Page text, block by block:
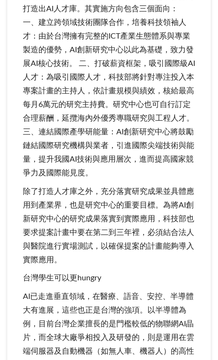
打造出AI人才庫。其實施方向包含三個面向：
一、建立跨領域技術團隊合作，培養科技領袖人
才：由於台灣擁有完整的ICT產業生態體系與專業
製造的優勢，AI創新研究中心以此為基礎，致力發
展AI核心技術。 二、打破薪資框架，吸引國際級AI
人才：為吸引國際人才，科技部將針對專注投入本
專案計畫的主持人，依計畫規模與績效，核給最高
每月6萬元的研究主持費。研究中心也可自行訂定
合理薪酬，延攬海內外優秀專職研究與工程人才。
三、連結國際產學研能量：AI創新研究中心將鼓勵
鏈結國際研究機構與業者，引進國際尖端技術與能
量，提升我國AI技術與應用層次，進而提高國家競
爭力及國際能見度。
除了打造人才庫之外，充分落實研究成果並具體應
用到產業界，也是研究中心的重要目標。為將AI創
新研究中心的研究成果落實到實際應用，科技部也
要求提案計畫中要在第二到三年裡，必須結合法人
與醫院進行實場測試，以確保提案的計畫能夠導入
實際應用。
台灣學生可以更hungry
AI已走進垂直領域，在醫療、語音、安控、半導體
大有進展，這些也正是台灣的強項。以半導體為
例，目前台灣企業擅長的是門檻較低的物聯網AI晶
片，而全球大廠爭相投入及研發的，則是運用在雲
端伺服器及自動機器（如無人車、機器人）的高性